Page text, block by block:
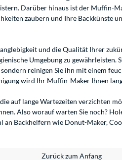
Darüber hinaus ist der
zaubern und Ihre Backkünste
und die Qualität Ihrer
Umgebung zu
reinigen Sie ihn mit einem
wird Ihr Muffin-Maker Ihnen
auf lange Wartezeiten verzichten
Also worauf warten Sie noch?
Backhelfern wie Donut-Maker,
Zurück zum Anfang